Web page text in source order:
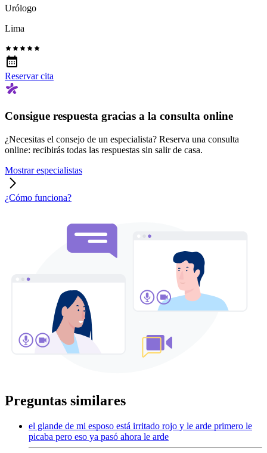
Urólogo
Lima
Reservar cita
Consigue respuesta gracias a la consulta online
¿Necesitas el consejo de un especialista? Reserva una consulta
online: recibirás todas las respuestas sin salir de casa.
Mostrar especialistas
¿Cómo funciona?
Preguntas similares
el glande de mi esposo está irritado rojo y le arde primero le
picaba pero eso ya pasó ahora le arde